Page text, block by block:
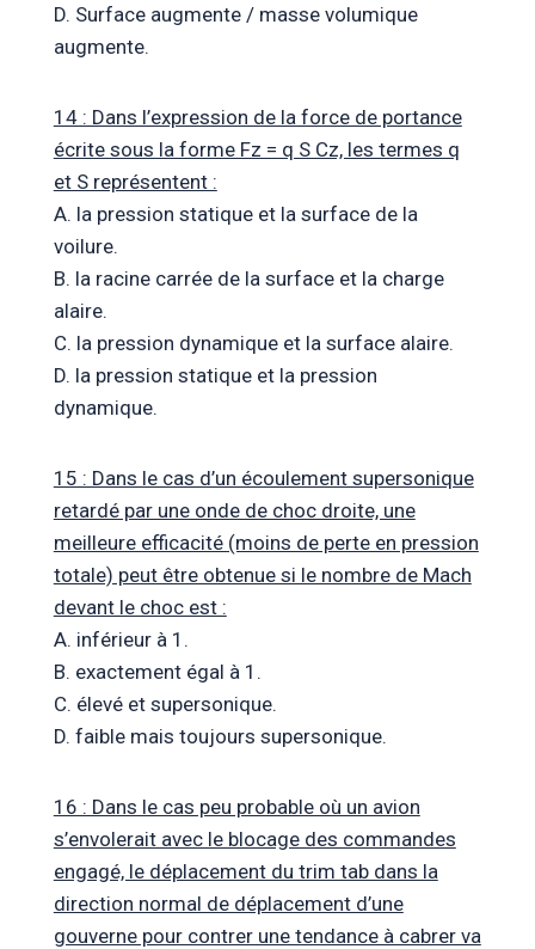
D. Surface augmente / masse volumique
augmente.
14 : Dans l’expression de la force de portance
écrite sous la forme Fz = q S Cz, les termes q
et S représentent :
A. la pression statique et la surface de la
voilure.
B. la racine carrée de la surface et la charge
alaire.
C. la pression dynamique et la surface alaire.
D. la pression statique et la pression
dynamique.
15 : Dans le cas d’un écoulement supersonique
retardé par une onde de choc droite, une
meilleure efficacité (moins de perte en pression
totale) peut être obtenue si le nombre de Mach
devant le choc est :
A. inférieur à 1.
B. exactement égal à 1.
C. élevé et supersonique.
D. faible mais toujours supersonique.
16 : Dans le cas peu probable où un avion
s’envolerait avec le blocage des commandes
engagé, le déplacement du trim tab dans la
direction normal de déplacement d’une
gouverne pour contrer une tendance à cabrer va